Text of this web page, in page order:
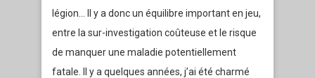
légion… Il y a donc un équilibre important en jeu,
entre la sur-investigation coûteuse et le risque
de manquer une maladie potentiellement
fatale. Il y a quelques années, j’ai été charmé